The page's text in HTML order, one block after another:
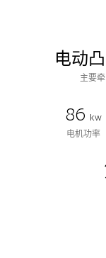
电动
主要
86
kw
电机功率